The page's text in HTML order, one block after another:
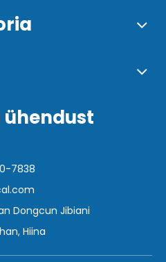
7838
Dongcun Jibiani
Hiina